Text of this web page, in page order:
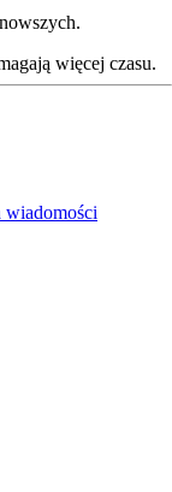
więcej czasu.
wiadomości